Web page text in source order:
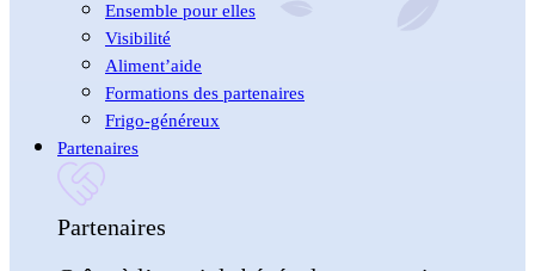
Ensemble pour elles
Visibilité
Aliment’aide
Formations des partenaires
Frigo-généreux
Partenaires
Partenaires